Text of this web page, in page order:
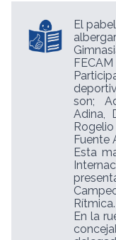
El
FECAM
son;
Adina,
Fuente
Esta
Rítmica.
En la